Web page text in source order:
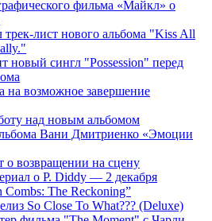
фильма «Майкл» о
трек-лист нового альбома "Kiss All
новый сингл "Possession" перед
на возможное завершение
над новым альбомом
Вани Дмитриенко «Эмоции
о возвращении на сцену
о P. Diddy — 2 декабря
Combs: The Reckoning”
So Close To What??? (Deluxe)